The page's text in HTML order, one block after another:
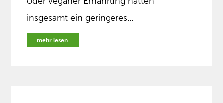
insgesamt ein geringeres...
mehr lesen